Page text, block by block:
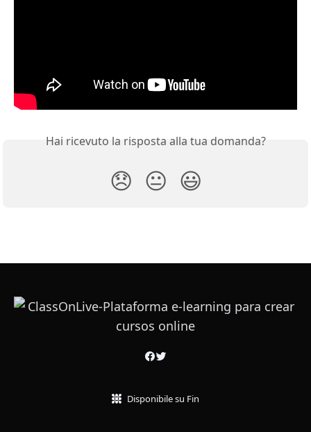
Hai ricevuto la risposta alla tua domanda?
😞 😐 😃
Disponibile su Fin